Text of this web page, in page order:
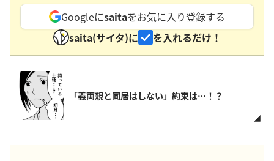
Googleにsaitaをお気に入り登録する
saita(サイタ)に
を入れるだけ！
「義両親と同居はしない」約束は…！？